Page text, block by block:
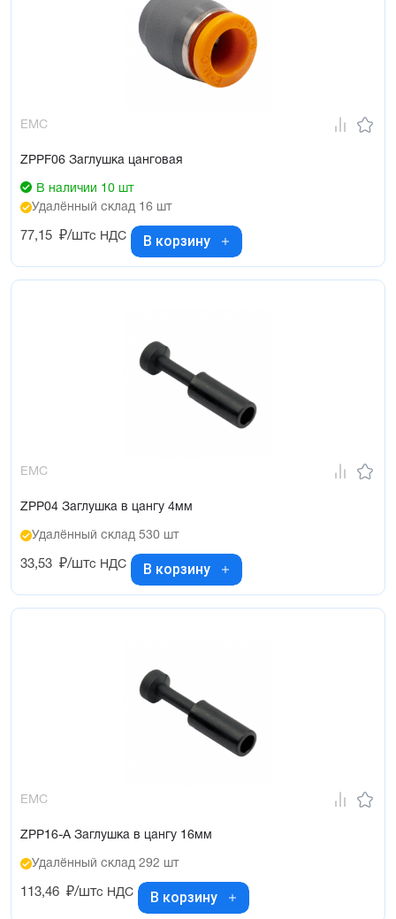
EMC
ZPPF06 Заглушка цанговая
В наличии 10 шт
Удалённый склад 16 шт
77,15 ₽/штс НДС В корзину
EMC
ZPP04 Заглушка в цангу 4мм
Удалённый склад 530 шт
33,53 ₽/штс НДС В корзину
EMC
ZPP16-A Заглушка в цангу 16мм
Удалённый склад 292 шт
113,46 ₽/штс НДС В корзину